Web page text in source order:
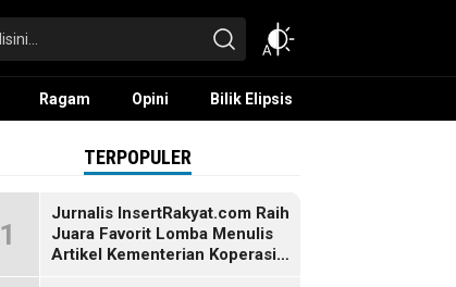
Ragam Opini Bilik Elipsis
TERPOPULER
1
Jurnalis InsertRakyat.com Raih
Juara Favorit Lomba Menulis
Artikel Kementerian Koperasi